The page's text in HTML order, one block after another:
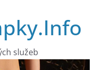
služeb